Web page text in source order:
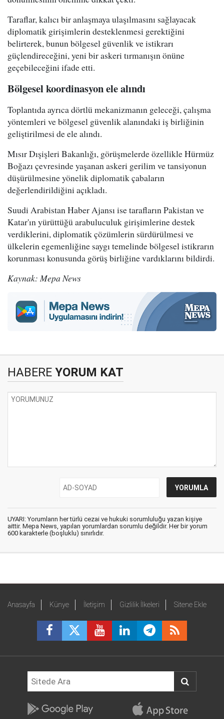
Taraflar, kalıcı bir anlaşmaya ulaşılmasını sağlayacak
diplomatik girişimlerin desteklenmesi gerektiğini
belirterek, bunun bölgesel güvenlik ve istikrarı
güçlendireceğini, yeni bir askeri tırmanışın önüne
geçebileceğini ifade etti.
Bölgesel koordinasyon ele alındı
Toplantıda ayrıca dörtlü mekanizmanın geleceği, çalışma
yöntemleri ve bölgesel güvenlik alanındaki iş birliğinin
geliştirilmesi de ele alındı.
Mısır Dışişleri Bakanlığı, görüşmelerde özellikle Hürmüz
Boğazı çevresinde yaşanan askeri gerilim ve tansiyonun
düşürülmesine yönelik diplomatik çabaların
değerlendirildiğini açıkladı.
Suudi Arabistan Haber Ajansı ise tarafların Pakistan ve
Katar'ın yürüttüğü arabuluculuk girişimlerine destek
verdiklerini, diplomatik çözümlerin sürdürülmesi ve
ülkelerin egemenliğine saygı temelinde bölgesel istikrarın
korunması konusunda görüş birliğine vardıklarını bildirdi.
Kaynak: Mepa News
HABERE YORUM KAT
UYARI: Yorumların her türlü cezai ve hukuki sorumluluğu yazan kişiye
aittir. Mepa News, yapılan yorumlardan sorumlu değildir. Her bir yorum
600 karakterle (boşluklu) sınırlıdır.
Anasayfa Künye İletişim Gizlilik İlkeleri Sitene Ekle